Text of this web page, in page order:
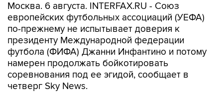
Москва. 6 августа. INTERFAX.RU - Союз
европейских футбольных ассоциаций (УЕФА)
по-прежнему не испытывает доверия к
президенту Международной федерации
футбола (ФИФА) Джанни Инфантино и потому
намерен продолжать бойкотировать
соревнования под ее эгидой, сообщает в
четверг Sky News.